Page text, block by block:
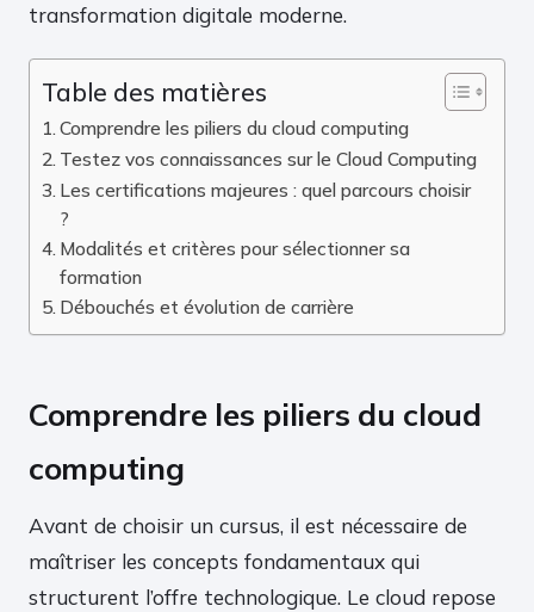
transformation digitale moderne.
Table des matières
Comprendre les piliers du cloud computing
Testez vos connaissances sur le Cloud Computing
Les certifications majeures : quel parcours choisir
?
Modalités et critères pour sélectionner sa
formation
Débouchés et évolution de carrière
Comprendre les piliers du cloud
computing
Avant de choisir un cursus, il est nécessaire de
maîtriser les concepts fondamentaux qui
structurent l’offre technologique. Le cloud repose